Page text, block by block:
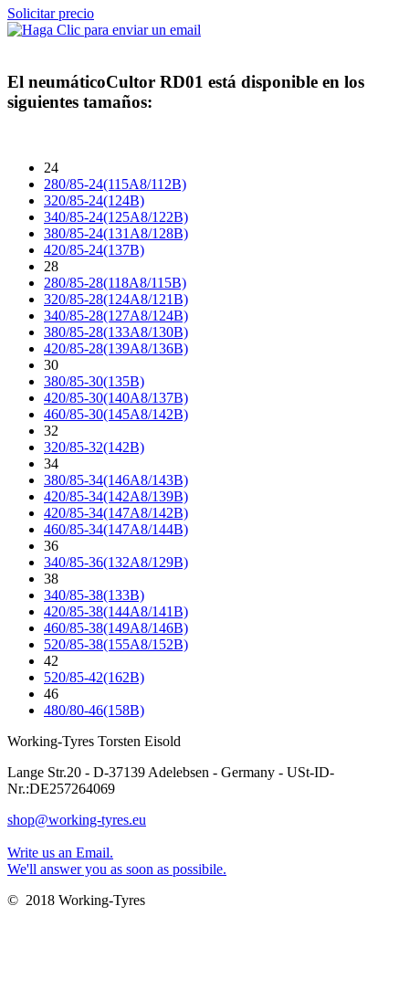
Solicitar precio
El neumáticoCultor RD01 está disponible en los
siguientes tamaños:
24
280/85-24(115A8/112B)
320/85-24(124B)
340/85-24(125A8/122B)
380/85-24(131A8/128B)
420/85-24(137B)
28
280/85-28(118A8/115B)
320/85-28(124A8/121B)
340/85-28(127A8/124B)
380/85-28(133A8/130B)
420/85-28(139A8/136B)
30
380/85-30(135B)
420/85-30(140A8/137B)
460/85-30(145A8/142B)
32
320/85-32(142B)
34
380/85-34(146A8/143B)
420/85-34(142A8/139B)
420/85-34(147A8/142B)
460/85-34(147A8/144B)
36
340/85-36(132A8/129B)
38
340/85-38(133B)
420/85-38(144A8/141B)
460/85-38(149A8/146B)
520/85-38(155A8/152B)
42
520/85-42(162B)
46
480/80-46(158B)
Working-Tyres Torsten Eisold
Lange Str.20 - D-37139 Adelebsen - Germany - USt-ID-
Nr.:DE257264069
shop@working-tyres.eu
Write us an Email.
We'll answer you as soon as possibile.
© 2018 Working-Tyres